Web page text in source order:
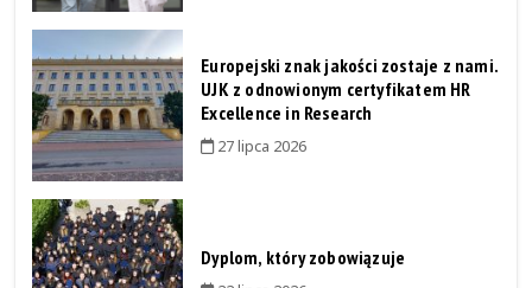
Europejski znak jakości zostaje z nami.
UJK z odnowionym certyfikatem HR
Excellence in Research
27 lipca 2026
Dyplom, który zobowiązuje